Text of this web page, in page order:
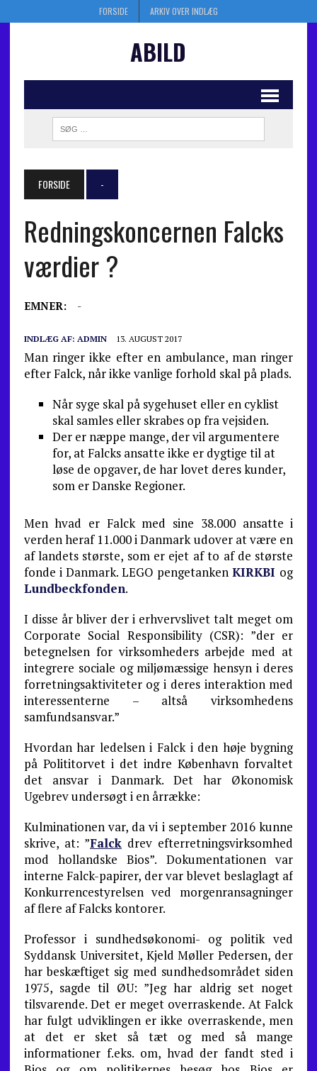
FORSIDE ARKIV OVER INDLÆG
ABILD
FORSIDE -
Redningskoncernen Falcks
værdier ?
EMNER: -
INDLÆG AF: ADMIN 13. AUGUST 2017
Man ringer ikke efter en ambulance, man ringer
efter Falck, når ikke vanlige forhold skal på plads.
Når syge skal på sygehuset eller en cyklist
skal samles eller skrabes op fra vejsiden.
Der er næppe mange, der vil argumentere
for, at Falcks ansatte ikke er dygtige til at
løse de opgaver, de har lovet deres kunder,
som er Danske Regioner.
Men hvad er Falck med sine 38.000 ansatte i
verden heraf 11.000 i Danmark udover at være en
af landets største, som er ejet af to af de største
fonde i Danmark. LEGO pengetankenKIRKBI og
Lundbeckfonden.
I disse år bliver der i erhvervslivet talt meget om
Corporate Social Responsibility (CSR): ”der er
betegnelsen for virksomheders arbejde med at
integrere sociale og miljømæssige hensyn i deres
forretningsaktiviteter og i deres interaktion med
interessenterne – altså virksomhedens
samfundsansvar.”
Hvordan har ledelsen i Falck i den høje bygning
på Polititorvet i det indre København forvaltet
det ansvar i Danmark. Det har Økonomisk
Ugebrev undersøgt i en årrække:
Kulminationen var, da vi i september 2016 kunne
skrive, at: ”Falck drev efterretningsvirksomhed
mod hollandske Bios”. Dokumentationen var
interne Falck-papirer, der var blevet beslaglagt af
Konkurrencestyrelsen ved morgenransagninger
af flere af Falcks kontorer.
Professor i sundhedsøkonomi- og politik ved
Syddansk Universitet, Kjeld Møller Pedersen, der
har beskæftiget sig med sundhedsområdet siden
1975, sagde til ØU: ”Jeg har aldrig set noget
tilsvarende. Det er meget overraskende. At Falck
har fulgt udviklingen er ikke overraskende, men
at det er sket så tæt og med så mange
informationer f.eks. om, hvad der fandt sted i